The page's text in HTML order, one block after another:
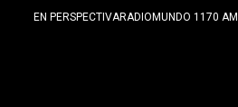
EN PERSPECTIVARADIOMUNDO 1170 AM